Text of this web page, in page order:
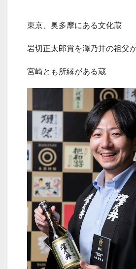
東京、奥多摩にある文化蔵
岩切正太郎賞を澤乃井の祖父
宮崎とも所縁がある蔵